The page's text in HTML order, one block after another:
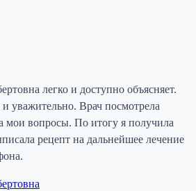
легко и доступно объясняет.
уважительно. Врач посмотрела
мои вопросы. По итогу я получила
рецепт на дальнейшее лечение